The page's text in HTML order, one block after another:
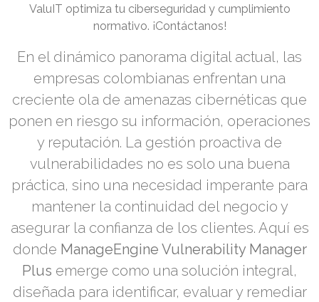
ValuIT optimiza tu ciberseguridad y cumplimiento
normativo. ¡Contáctanos!
En el dinámico panorama digital actual, las
empresas colombianas enfrentan una
creciente ola de amenazas cibernéticas que
ponen en riesgo su información, operaciones
y reputación. La gestión proactiva de
vulnerabilidades no es solo una buena
práctica, sino una necesidad imperante para
mantener la continuidad del negocio y
asegurar la confianza de los clientes. Aquí es
donde ManageEngine Vulnerability Manager
Plus emerge como una solución integral,
diseñada para identificar, evaluar y remediar